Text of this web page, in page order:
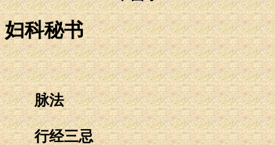
妇科秘书
脉法
行经三忌